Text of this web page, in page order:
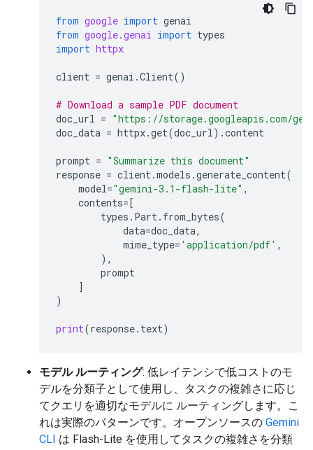
from google import genai
from google.genai import types
import httpx
client = genai .Client()
# Download a sample PDF document
doc_url = "https://storage.googleapis.com/
doc_data = httpx.get(doc_url) .content
prompt = "Summarize this document"
response = client.models .generate_content(
model="gemini-3.1-flash-lite" ,
contents=[
types . Part. from_bytes(
data=doc_data,
mime_type= 'application/pdf' ,
),
prompt
]
)
print(response. text)
モデル ルーティング: 低レイテンシで低コストのモ
デルを分類子として使用し、タスクの複雑さに応じ
てクエリを適切なモデルに ルーティングします。こ
れは実際のパターンです。オープンソースの Gemini
CLI は Flash-Lite を使用してタスクの複雑さを分類